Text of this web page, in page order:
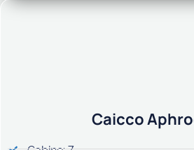
Caicco